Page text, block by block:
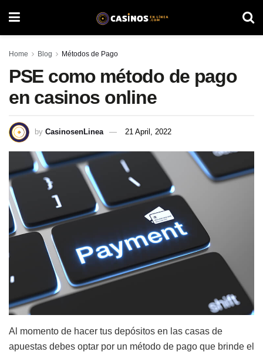
Home Blog Métodos de Pago
PSE como método de pago
en casinos online
by CasinosenLinea 21 April, 2022
Al momento de hacer tus depósitos en las casas de
apuestas debes optar por un método de pago que brinde el